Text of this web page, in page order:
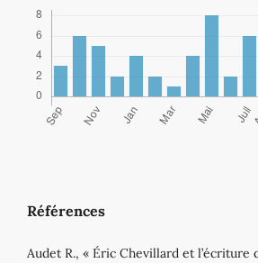
Références
Audet R., « Éric Chevillard et l’écriture